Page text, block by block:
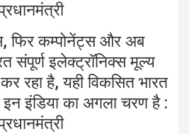
फिर कम्पोनेंट्स और अब
संपूर्ण इलेक्ट्रॉनिक्स मूल्य
रहा है, यही विकसित भारत
इन इंडिया का अगला चरण है :